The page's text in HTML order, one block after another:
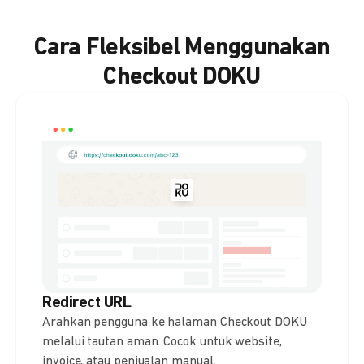
Cara Fleksibel Menggunakan
Checkout DOKU
Redirect URL
Arahkan pengguna ke halaman Checkout DOKU
melalui tautan aman. Cocok untuk website,